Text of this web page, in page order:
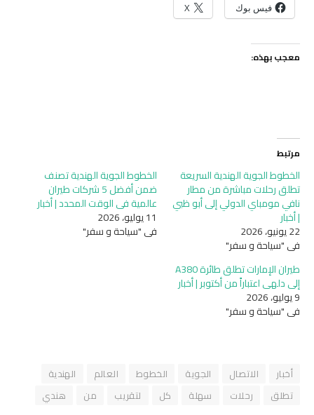
فيس بوك X
معجب بهذه:
مرتبط
الخطوط الجوية الهندية السريعة
تطلق رحلات مباشرة من مطار
نافي مومباي الدولي إلى أبو ظبي
| أخبار
22 يونيو، 2026
في "سياحة و سفر"
الخطوط الجوية الهندية تصنف
ضمن أفضل 5 شركات طيران
عالمية في الوقت المحدد | أخبار
11 يوليو، 2026
في "سياحة و سفر"
طيران الإمارات تطلق طائرة A380
إلى دلهي اعتباراً من أكتوبر | أخبار
9 يوليو، 2026
في "سياحة و سفر"
أخبار الاتصال الجوية الخطوط العالم
الهندية
تطلق
رحلات سهلة كل لتقريب من هندي